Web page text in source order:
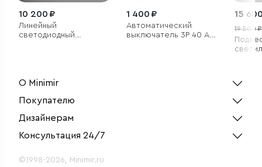
10 200 ₽
Линейный
светодиодный
1 400 ₽
Автоматический
выключатель 3P 40 A
15
19 500 ₽
О Minimir
Покупателю
Дизайнерам
Консультация 24/7
©1998-2026, Minimir.ru